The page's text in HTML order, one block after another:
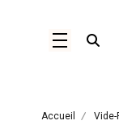
Accueil Vide-